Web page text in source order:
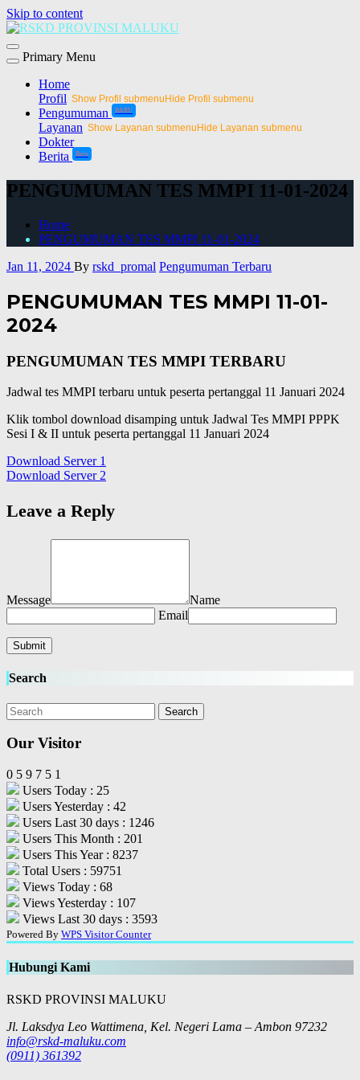
Skip to content
Primary Menu
Home
Profil Show Profil submenu Hide Profil submenu
Pengumuman BARU
Layanan Show Layanan submenu Hide Layanan submenu
Dokter
Berita
Baru
PENGUMUMAN TES MMPI 11-01-2024
Home
PENGUMUMAN TES MMPI 11-01-2024
Jan 11, 2024 By rskd_promal Pengumuman Terbaru
PENGUMUMAN TES MMPI 11-01-
2024
PENGUMUMAN TES MMPI TERBARU
Jadwal tes MMPI terbaru untuk peserta pertanggal 11 Januari 2024
Klik tombol download disamping untuk Jadwal Tes MMPI PPPK
Sesi I & II untuk peserta pertanggal 11 Januari 2024
Download Server 1
Download Server 2
Leave a Reply
Message
Name
Email
Search
Our Visitor
0 5 9 7 5 1
Users Today : 25
Users Yesterday : 42
Users Last 30 days : 1246
Users This Month : 201
Users This Year : 8237
Total Users : 59751
Views Today : 68
Views Yesterday : 107
Views Last 30 days : 3593
Powered By WPS Visitor Counter
Hubungi Kami
RSKD PROVINSI MALUKU
Jl. Laksdya Leo Wattimena, Kel. Negeri Lama – Ambon 97232
info@rskd-maluku.com
(0911) 361392